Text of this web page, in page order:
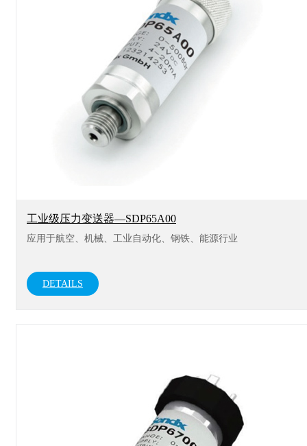
工业级压力变送器—SDP65A00
应用于航空、机械、工业自动化、钢铁、能源行业
DETAILS